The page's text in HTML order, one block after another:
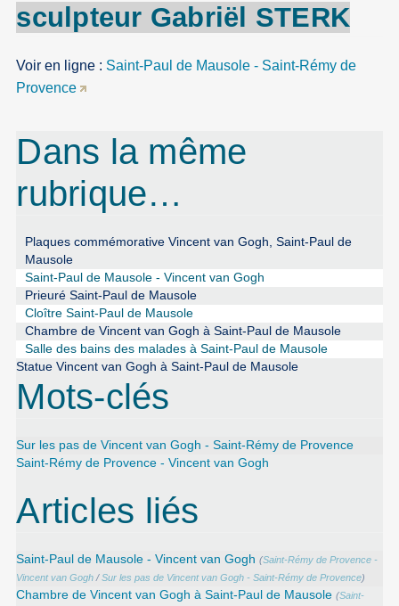
sculpteur Gabriël STERK
Voir en ligne : Saint-Paul de Mausole - Saint-Rémy de
Provence
Dans la même
rubrique…
Plaques commémorative Vincent van Gogh, Saint-Paul de
Mausole
Saint-Paul de Mausole - Vincent van Gogh
Prieuré Saint-Paul de Mausole
Cloître Saint-Paul de Mausole
Chambre de Vincent van Gogh à Saint-Paul de Mausole
Salle des bains des malades à Saint-Paul de Mausole
Statue Vincent van Gogh à Saint-Paul de Mausole
Mots-clés
Sur les pas de Vincent van Gogh - Saint-Rémy de Provence
Saint-Rémy de Provence - Vincent van Gogh
Articles liés
Saint-Paul de Mausole - Vincent van Gogh (Saint-Rémy de Provence -
Vincent van Gogh /Sur les pas de Vincent van Gogh - Saint-Rémy de Provence)
Chambre de Vincent van Gogh à Saint-Paul de Mausole (Saint-